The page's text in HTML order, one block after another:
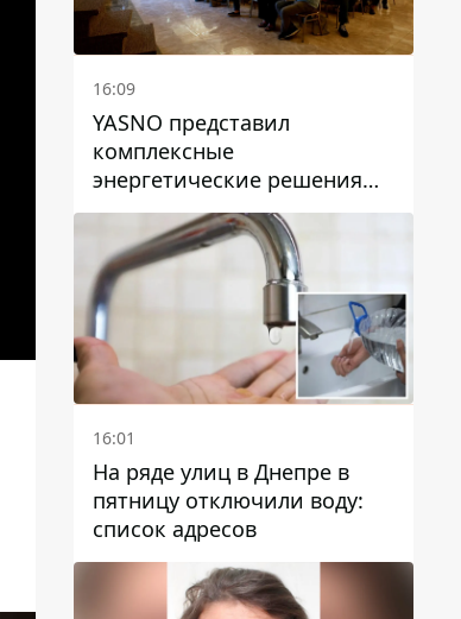
16:09
YASNO представил
комплексные
энергетические решения
для бизнеса в Днепре
16:01
На ряде улиц в Днепре в
пятницу отключили воду:
список адресов